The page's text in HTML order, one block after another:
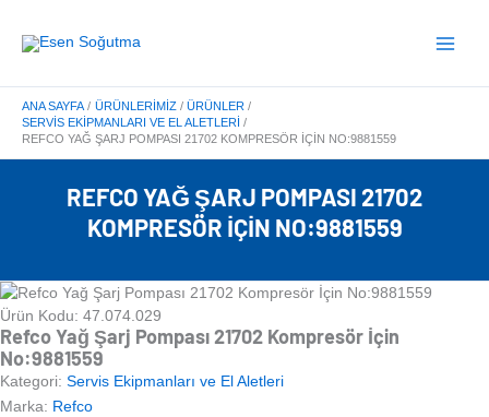
atla
Menu
ANA SAYFA ÜRÜNLERIMIZ
ÜRÜNLER
SERVIS EKIPMANLARI VE EL ALETLERI
REFCO YAĞ ŞARJ POMPASI 21702 KOMPRESÖR İÇIN NO:9881559
REFCO YAĞ ŞARJ POMPASI 21702
KOMPRESÖR İÇIN NO:9881559
Ürün Kodu: 47.074.029
Refco Yağ Şarj Pompası 21702 Kompresör İçin
No:9881559
Kategori: Servis Ekipmanları ve El Aletleri
Marka: Refco